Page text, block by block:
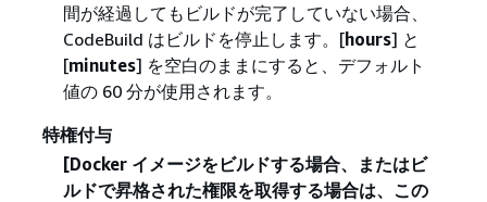
間が経過してもビルドが完了していない場合、
CodeBuild はビルドを停止します。[hours] と
[minutes] を空白のままにすると、デフォルト
値の 60 分が使用されます。
特権付与
[Docker イメージをビルドする場合、またはビ
ルドで昇格された権限を取得する場合は、この